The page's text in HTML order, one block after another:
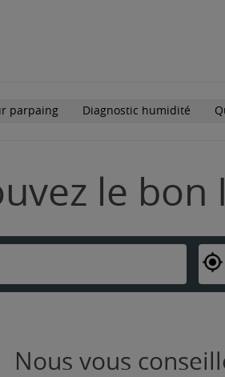
parpaing Diagnostic humidité
le
Nous vous